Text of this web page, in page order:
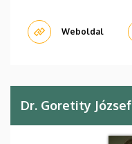
Weboldal
Dr. Goretity József